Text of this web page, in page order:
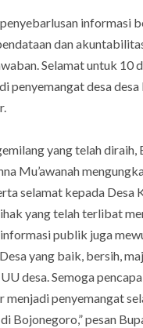
informasi
dan
Selamat untuk 10
penyemangat desa desa
yang telah diraih,
Mu’awanah
selamat kepada Desa
yang telah terlibat
publik juga
yang baik, bersih,
desa. Semoga
menjadi penyemangat
Bojonegoro,” pesan